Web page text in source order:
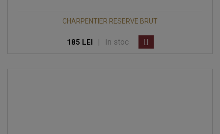
CHARPENTIER RESERVE BRUT
185 LEI In stoc